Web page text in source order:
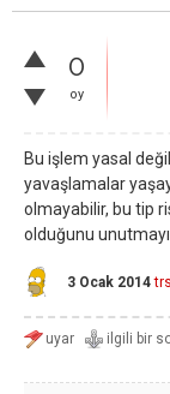
0
oy
Bu işlem yasal
yavaşlamalar
olmayabilir, bu tip
olduğunu
3 Ocak 2014